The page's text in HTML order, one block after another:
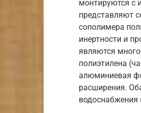
монтируются с
представляют
сополимера
инертности и
являются
полиэтилена
алюминиевая
расширения.
водоснабжения